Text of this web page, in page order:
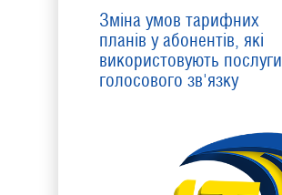
Зміна умов тарифних
планів у абонентів, які
використовують послуги
голосового зв'язку